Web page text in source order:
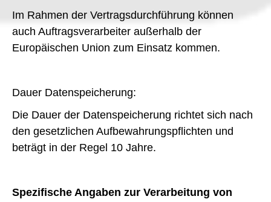
Im Rahmen der Vertragsdurchführung können
auch Auftragsverarbeiter außerhalb der
Europäischen Union zum Einsatz kommen.
Dauer Datenspeicherung:
Die Dauer der Datenspeicherung richtet sich nach
den gesetzlichen Aufbewahrungspflichten und
beträgt in der Regel 10 Jahre.
Spezifische Angaben zur Verarbeitung von